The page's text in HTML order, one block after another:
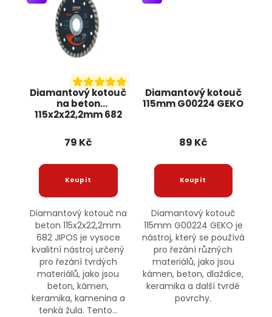
Diamantový kotouč
na beton
115x2x22,2mm 682
79 Kč
Diamantový kotouč na
beton 115x2x22,2mm
682 JIPOS je vysoce
kvalitní nástroj určený
pro řezání tvrdých
materiálů, jako jsou
beton, kámen,
keramika, kamenina a
tenká žula. Tento...
Diamantový kotouč
115mm G00224 GEKO
89 Kč
Diamantový kotouč
115mm G00224 GEKO je
nástroj, který se používá
pro řezání různých
materiálů, jako jsou
kámen, beton, dlaždice,
keramika a další tvrdé
povrchy.